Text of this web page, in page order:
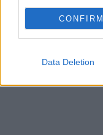
CONFIRM
Data Deletion